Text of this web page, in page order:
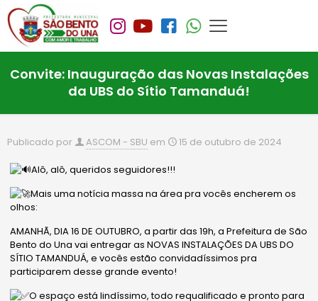
Convite: Inauguração das Novas Instalações
da UBS do Sítio Tamanduá!
Publicado por ASCOM - SBU em 15 de outubro de 2024
Alô, alô, queridos seguidores!!!
Mais uma notícia massa na área pra vocês encherem os
olhos:
AMANHÃ, DIA 16 DE OUTUBRO, a partir das 19h, a Prefeitura de São
Bento do Una vai entregar as NOVAS INSTALAÇÕES DA UBS DO
SÍTIO TAMANDUÁ, e vocês estão convidadíssimos pra
participarem desse grande evento!
Oespaço está lindíssimo, todo requalificado e pronto para